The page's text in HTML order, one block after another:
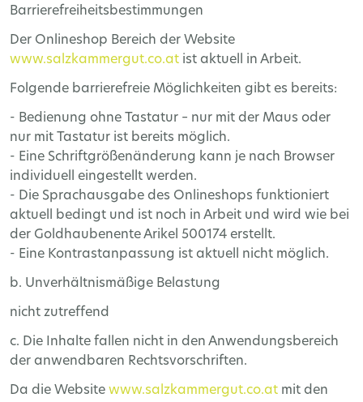
Barrierefreiheitsbestimmungen
Der Onlineshop Bereich der Website
www.salzkammergut.co.at ist aktuell in Arbeit.
Folgende barrierefreie Möglichkeiten gibt es bereits:
- Bedienung ohne Tastatur – nur mit der Maus oder
nur mit Tastatur ist bereits möglich.
- Eine Schriftgrößenänderung kann je nach Browser
individuell eingestellt werden.
- Die Sprachausgabe des Onlineshops funktioniert
aktuell bedingt und ist noch in Arbeit und wird wie bei
der Goldhaubenente Arikel 500174 erstellt.
- Eine Kontrastanpassung ist aktuell nicht möglich.
b. Unverhältnismäßige Belastung
nicht zutreffend
c. Die Inhalte fallen nicht in den Anwendungsbereich
der anwendbaren Rechtsvorschriften​​​​.
Da die Website www.salzkammergut.co.at mit den